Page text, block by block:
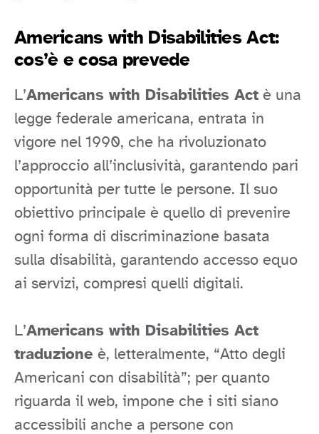
Americans with Disabilities Act:
cos’è e cosa prevede
L’Americans with Disabilities Act è una
legge federale americana, entrata in
vigore nel 1990, che ha rivoluzionato
l’approccio all’inclusività, garantendo pari
opportunità per tutte le persone. Il suo
obiettivo principale è quello di prevenire
ogni forma di discriminazione basata
sulla disabilità, garantendo accesso equo
ai servizi, compresi quelli digitali.
L’Americans with Disabilities Act
traduzione è, letteralmente, “Atto degli
Americani con disabilità”; per quanto
riguarda il web, impone che i siti siano
accessibili anche a persone con